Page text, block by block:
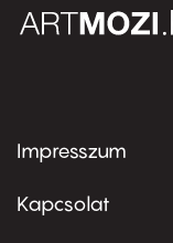
Footer
first
Impresszum
Kapcsolat